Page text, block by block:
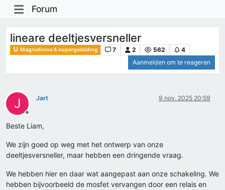
Forum
lineare deeltjesversneller
Magnetisme & supergeleiding 7 2 562
4
Aanmelden om te reageren
J
Offline
Jart 9 nov. 2025 20:59
Beste Liam,
We zijn goed op weg met het ontwerp van onze
deeltjesversneller, maar hebben een dringende vraag.
We hebben hier en daar wat aangepast aan onze schakeling. We
hebben bijvoorbeeld de mosfet vervangen door een relais en